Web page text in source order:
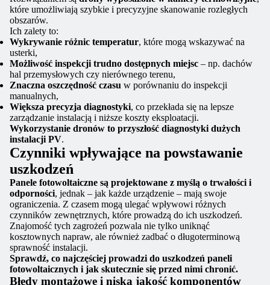
które umożliwiają szybkie i precyzyjne skanowanie rozległych
obszarów.
Ich zalety to:
Wykrywanie różnic temperatur, które mogą wskazywać na
usterki,
Możliwość inspekcji trudno dostępnych miejsc – np. dachów
hal przemysłowych czy nierównego terenu,
Znaczna oszczędność czasu w porównaniu do inspekcji
manualnych,
Większa precyzja diagnostyki, co przekłada się na lepsze
zarządzanie instalacją i niższe koszty eksploatacji.
Wykorzystanie dronów to przyszłość diagnostyki dużych
instalacji PV.
Czynniki wpływające na powstawanie
uszkodzeń
Panele fotowoltaiczne są projektowane z myślą o trwałości i
odporności, jednak – jak każde urządzenie – mają swoje
ograniczenia. Z czasem mogą ulegać wpływowi różnych
czynników zewnętrznych, które prowadzą do ich uszkodzeń.
Znajomość tych zagrożeń pozwala nie tylko uniknąć
kosztownych napraw, ale również zadbać o długoterminową
sprawność instalacji.
Sprawdź, co najczęściej prowadzi do uszkodzeń paneli
fotowoltaicznych i jak skutecznie się przed nimi chronić.
Błędy montażowe i niska jakość komponentów